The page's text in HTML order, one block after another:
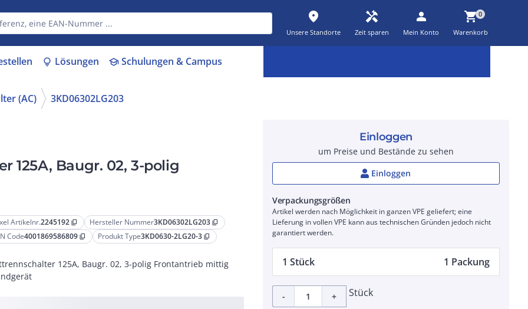
place
Unsere Standorte
handyman
Zeit sparen
person
Mein Konto
shopping_cart0
Warenkorb
lightbulb Lösungen schoolSchulungen & Campus
(AC) 3KD06302LG203
125A, Baugr. 02, 3-polig
Artikelnr.2245192 content_copy Hersteller Nummer3KD06302LG203 content_copy
Code4001869586809 content_copy Produkt Type3KD0630-2LG20-3 content_copy
125A, Baugr. 02, 3-polig Frontantrieb mittig
Einloggen
um Preise und Bestände zu sehen
Einloggen
Verpackungsgrößen
Artikel werden nach Möglichkeit in ganzen VPE geliefert; eine
Lieferung in vollen VPE kann aus technischen Gründen jedoch nicht
garantiert werden.
1 Stück 1 Packung
- + Stück